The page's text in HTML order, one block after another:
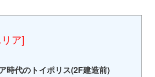
ア]
時代のトイポリス(2F建造前)